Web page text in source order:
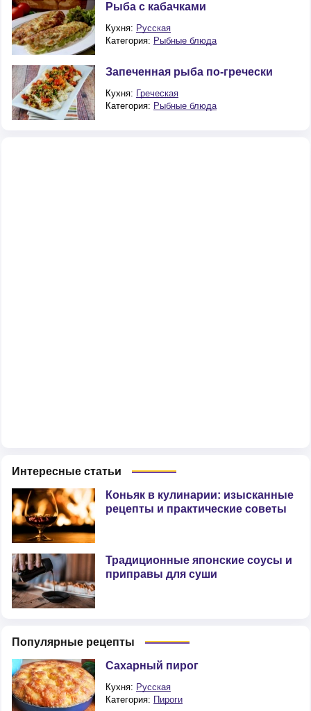
Рыба с кабачками
Кухня: Русская
Категория: Рыбные блюда
Запеченная рыба по-гречески
Кухня: Греческая
Категория: Рыбные блюда
Интересные статьи
Коньяк в кулинарии: изысканные
рецепты и практические советы
Традиционные японские соусы и
приправы для суши
Популярные рецепты
Сахарный пирог
Кухня: Русская
Категория: Пироги